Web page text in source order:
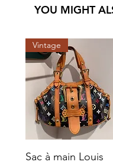
YOU MIGHT
Vintage
Sac à main Louis